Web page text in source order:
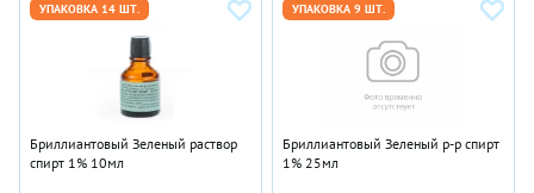
УПАКОВКА 14 ШТ.
Бриллиантовый Зеленый раствор
спирт 1% 10мл
УПАКОВКА 9 ШТ.
Бриллиантовый Зеленый р-р спирт
1% 25мл